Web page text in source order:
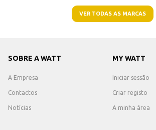
VER TODAS AS MARCAS
SOBRE A WATT
A Empresa
Contactos
Notícias
MY WATT
Iniciar sessão
Criar registo
A minha área